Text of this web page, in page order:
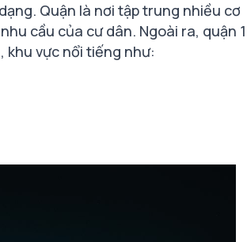
Quận là nơi tập trung nhiều cơ
cầu của cư dân. Ngoài ra, quận 1
khu vực nổi tiếng như: